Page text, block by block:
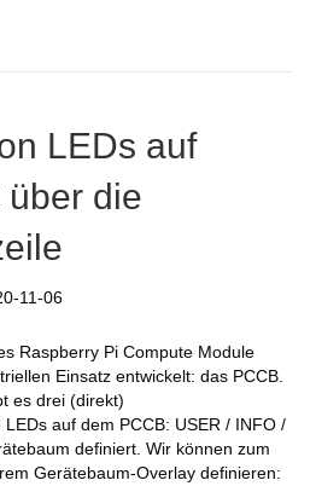
LEDs auf
die
11-06
Raspberry Pi Compute Module
Einsatz entwickelt: das PCCB.
es drei (direkt)
auf dem PCCB: USER / INFO /
definiert. Wir können zum
Gerätebaum-Overlay definieren: